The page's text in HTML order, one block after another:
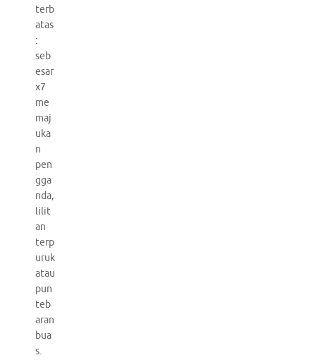
terb
atas
:
seb
esar
x7
me
maj
uka
n
pen
gga
nda,
lilit
an
terp
uruk
atau
pun
teb
aran
bua
s.